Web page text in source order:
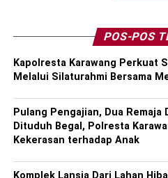
POS-POS
Kapolresta Karawang Perkuat
Melalui Silaturahmi Bersama
Pulang Pengajian, Dua Remaja
Dituduh Begal, Polresta
Kekerasan terhadap Anak